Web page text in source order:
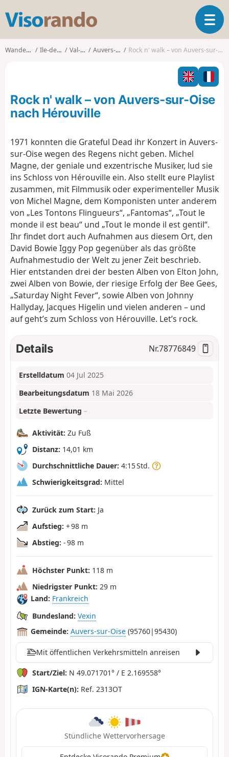
s
o
o
T
o
l
n
a
a
i
o
n
Wanderungen Ile-de-France Val-d'Oise Auvers-sur-Oise Rock n' walk – von Auvers-sur-Oise nach Hérouville
Rock n' walk – von Auvers-sur-Oise
nach Hérouville
1971 konnten die Grateful Dead ihr Konzert in Auvers-
sur-Oise wegen des Regens nicht geben. Michel
Magne, der geniale und exzentrische Musiker, lud sie
ins Schloss von Hérouville ein. Also stellt eure Playlist
zusammen, mit Filmmusik oder experimenteller Musik
von Michel Magne, dem Komponisten unter anderem
von „Les Tontons Flingueurs“, „Fantomas“, „Tout le
monde il est beau“ und „Tout le monde il est gentil“.
Ihr findet dort auch Aufnahmen aus diesem Ort, den
David Bowie Iggy Pop gegenüber als das größte
Aufnahmestudio der Welt zu jener Zeit beschrieb.
Hier entstanden drei der besten Alben von Elton John,
zwei Alben von Bowie, der riesige Erfolg der Bee Gees,
„Saturday Night Fever“, sowie Alben von Johnny
Hallyday, Jacques Higelin und vielen anderen – und
auf geht’s zum Schloss von Hérouville. Let’s rock.
Details Nr.78776849
Erstelldatum 04 Jul 2025
Bearbeitungsdatum 18 Mai 2026
Letzte Bewertung –
Aktivität: Zu Fuß
Distanz: 14,01 km
Durchschnittliche Dauer: 4:15 Std.
Schwierigkeitsgrad: Mittel
Zurück zum Start: Ja
Aufstieg: + 98 m
Abstieg: - 98 m
Höchster Punkt: 118 m
Niedrigster Punkt: 29 m
Land: Frankreich
Bundesland: Vexin
Gemeinde: Auvers-sur-Oise (95760|95430)
Mit öffentlichen Verkehrsmitteln anreisen
Start/Ziel: N 49.071701° / E 2.169558°
IGN-Karte(n): Ref. 2313OT
Stündliche Wettervorhersage